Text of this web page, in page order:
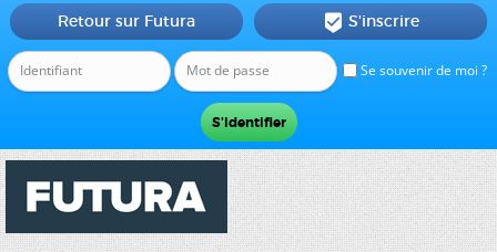
Se souvenir de moi ?
Retour sur Futura  S'inscrire